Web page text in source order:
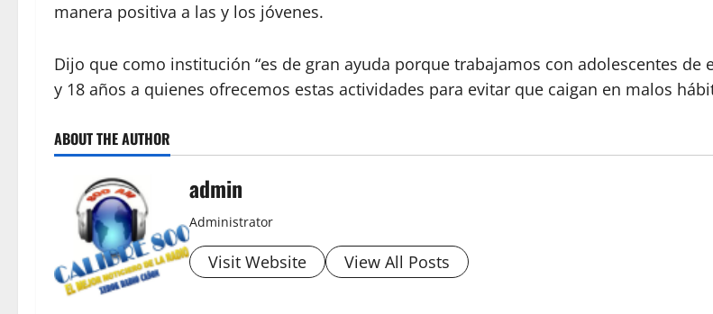
manera positiva a las y los jóvenes.
Dijo que como institución “es de gran ayuda porque trabajamos con adolescentes de
y 18 años a quienes ofrecemos estas actividades para evitar que caigan en malos
ABOUT THE AUTHOR
admin
Administrator
Visit Website View All Posts